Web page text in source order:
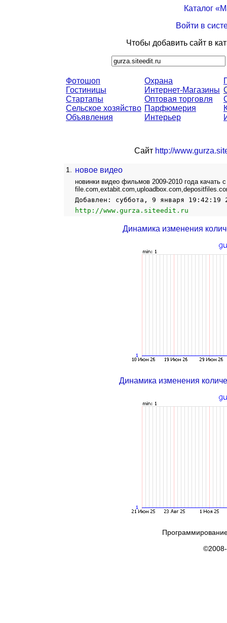
Каталог
Войти в
Чтобы добавить сайт в
Фотошоп
Гостиницы
Стартапы
Сельское хозяйство
Объявления
Охрана
Интернет-Магазины
Оптовая торговля
Парфюмерия
Интерьер
Сайт http://
1. новое видео
новинки видео фильмов 2009-2010 года качать
Добавлен: суббота, 9 января 19:42:19
http://www.gurza.siteedit.ru
Динамика изменения
Динамика изменения